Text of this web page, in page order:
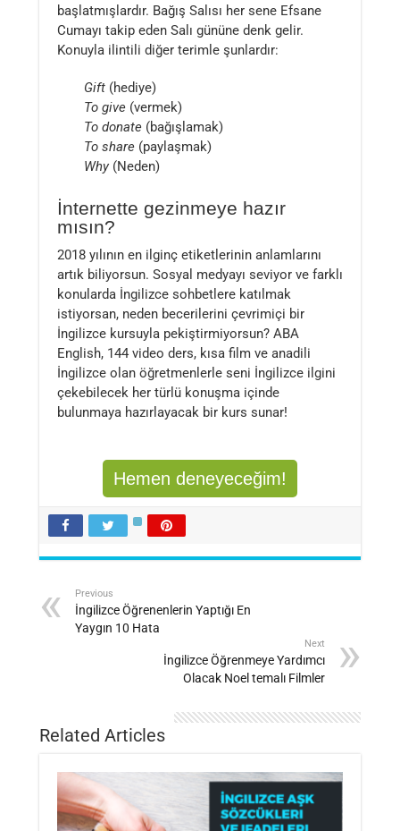
başlatmışlardır. Bağış Salısı her sene Efsane
Cumayı takip eden Salı gününe denk gelir.
Konuyla ilintili diğer terimle şunlardır:
Gift (hediye)
To give (vermek)
To donate (bağışlamak)
To share (paylaşmak)
Why (Neden)
İnternette gezinmeye hazır
mısın?
2018 yılının en ilginç etiketlerinin anlamlarını
artık biliyorsun. Sosyal medyayı seviyor ve farklı
konularda İngilizce sohbetlere katılmak
istiyorsan, neden becerilerini çevrimiçi bir
İngilizce kursuyla pekiştirmiyorsun? ABA
English, 144 video ders, kısa film ve anadili
İngilizce olan öğretmenlerle seni İngilizce ilgini
çekebilecek her türlü konuşma içinde
bulunmaya hazırlayacak bir kurs sunar!
Hemen deneyeceğim!
Previous
İngilizce Öğrenenlerin Yaptığı En
Yaygın 10 Hata
Next
İngilizce Öğrenmeye Yardımcı
Olacak Noel temalı Filmler
Related Articles